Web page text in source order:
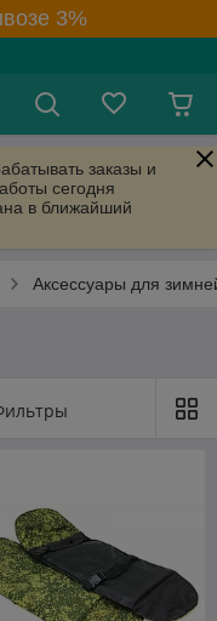
3%
заказы и
сегодня
в ближайший
Аксессуары для